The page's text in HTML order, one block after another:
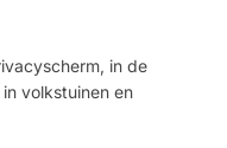
in de
volkstuinen en